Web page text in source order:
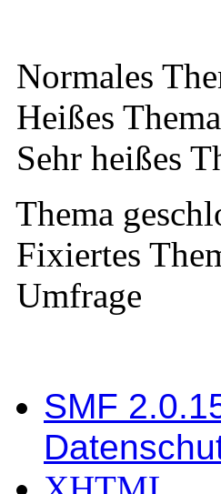
Normales
Heißes
Sehr heißes
Thema
Fixiertes
Umfrage
SMF